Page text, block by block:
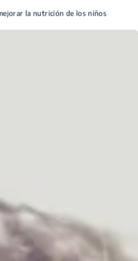
la nutrición de los niños